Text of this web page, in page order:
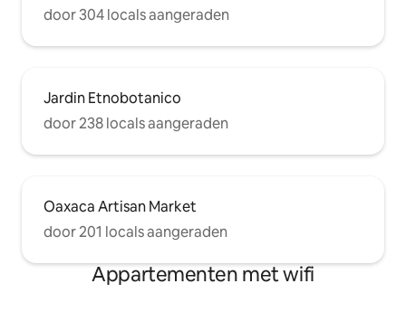
door 304 locals aangeraden
Jardin Etnobotanico
door 238 locals aangeraden
Oaxaca Artisan Market
door 201 locals aangeraden
Appartementen met wifi